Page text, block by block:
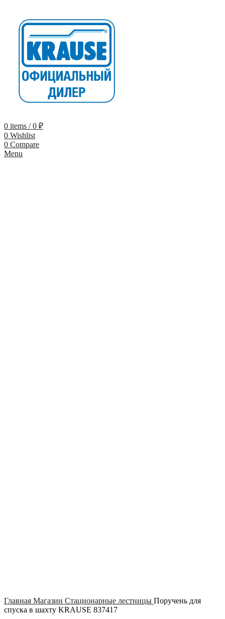
0 items / 0 ₽
0 Wishlist
0 Compare
Menu
Главная Магазин Стационарные лестницы Поручень для
спуска в шахту KRAUSE 837417